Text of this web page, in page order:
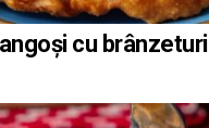
cu brânzeturi